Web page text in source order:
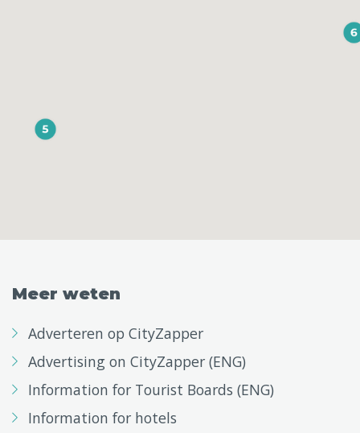
Meer weten
Adverteren op CityZapper
Advertising on CityZapper (ENG)
Information for Tourist Boards (ENG)
Information for hotels